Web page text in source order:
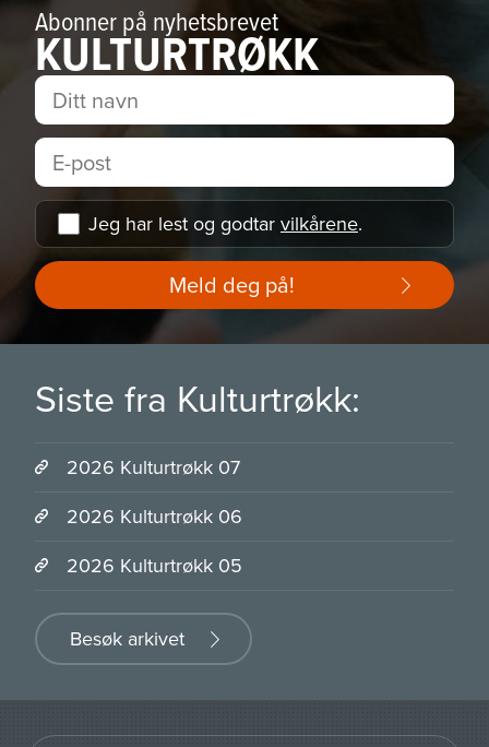
Abonner på nyhetsbrevet
KULTURTRØKK
Jeg har lest og godtar vilkårene.
Meld deg på!
Siste fra Kulturtrøkk:
2026 Kulturtrøkk 07
2026 Kulturtrøkk 06
2026 Kulturtrøkk 05
Besøk arkivet